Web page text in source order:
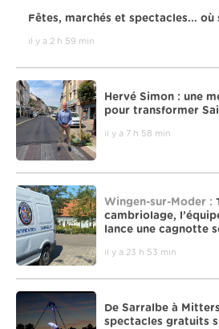
Fêtes, marchés et spectacles...
il y a 2 h 59 min
Hervé Simon : une
pour transformer
il y a 7 h 58 min
Wingen-sur-Moder :
cambriolage,
lance une cagnotte
il y a 23 h 53 min
De Sarralbe à
spectacles gratuits